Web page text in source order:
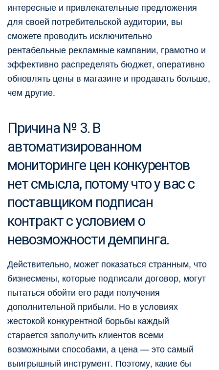
интересные и привлекательные предложения
для своей потребительской аудитории, вы
сможете проводить исключительно
рентабельные рекламные кампании, грамотно и
эффективно распределять бюджет, оперативно
обновлять цены в магазине и продавать больше,
чем другие.
Причина № 3. В
автоматизированном
мониторинге цен конкурентов
нет смысла, потому что у вас с
поставщиком подписан
контракт с условием о
невозможности демпинга.
Действительно, может показаться странным, что
бизнесмены, которые подписали договор, могут
пытаться обойти его ради получения
дополнительной прибыли. Но в условиях
жестокой конкурентной борьбы каждый
старается заполучить клиентов всеми
возможными способами, а цена — это самый
выигрышный инструмент. Поэтому, какие бы